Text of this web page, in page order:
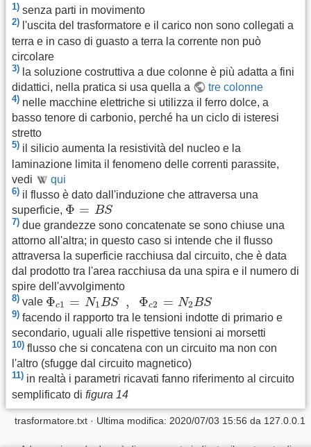
1) senza parti in movimento
2) l'uscita del trasformatore e il carico non sono collegati a
terra e in caso di guasto a terra la corrente non può
circolare
3) la soluzione costruttiva a due colonne è più adatta a fini
didattici, nella pratica si usa quella a
tre colonne
4) nelle macchine elettriche si utilizza il ferro dolce, a
basso tenore di carbonio, perché ha un ciclo di isteresi
stretto
5) il silicio aumenta la resistività del nucleo e la
laminazione limita il fenomeno delle correnti parassite,
vedi
qui
6) il flusso è dato dall'induzione che attraversa una
superficie, Φ = BS
Φ=B S
7) due grandezze sono concatenate se sono chiuse una
attorno all'altra; in questo caso si intende che il flusso
attraversa la superficie racchiusa dal circuito, che è data
dal prodotto tra l'area racchiusa da una spira e il numero di
spire dell'avvolgimento
8) vale Φc1 = N1 BS , Φc2 = N2 BS
Φ N1BS Φc 2B S
9) facendo il rapporto tra le tensioni indotte di primario e
secondario, uguali alle rispettive tensioni ai morsetti
10) flusso che si concatena con un circuito ma non con
l'altro (sfugge dal circuito magnetico)
11) in realtà i parametri ricavati fanno riferimento al circuito
semplificato di figura 14
trasformatore.txt · Ultima modifica: 2020/07/03 15:56 da 127.0.0.1